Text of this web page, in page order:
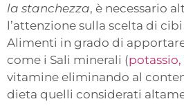
la stanchezza, è necessario
l’attenzione sulla scelta di
Alimenti in grado di
come i Sali minerali (
vitamine eliminando al
dieta quelli considerati